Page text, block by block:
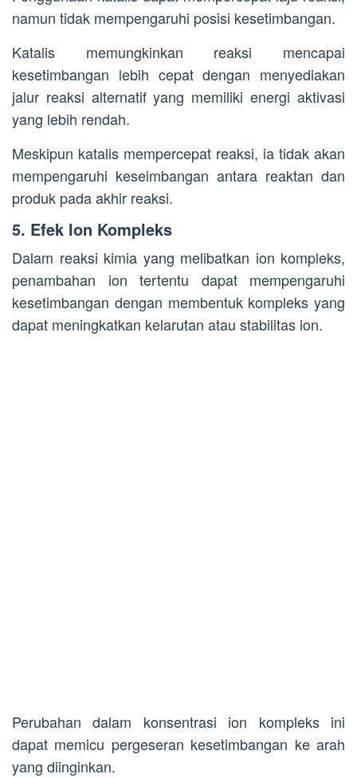
namun tidak mempengaruhi posisi kesetimbangan.
Katalis memungkinkan reaksi mencapai
kesetimbangan lebih cepat dengan menyediakan
jalur reaksi alternatif yang memiliki energi aktivasi
yang lebih rendah.
Meskipun katalis mempercepat reaksi, ia tidak akan
mempengaruhi keseimbangan antara reaktan dan
produk pada akhir reaksi.
5. Efek Ion Kompleks
Dalam reaksi kimia yang melibatkan ion kompleks,
penambahan ion tertentu dapat mempengaruhi
kesetimbangan dengan membentuk kompleks yang
dapat meningkatkan kelarutan atau stabilitas ion.
Perubahan dalam konsentrasi ion kompleks ini
dapat memicu pergeseran kesetimbangan ke arah
yang diinginkan.